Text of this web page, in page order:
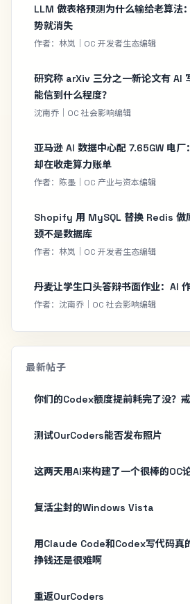
LLM 做表格预测为什么输给老算法
势就消失
作者：林岚｜OC 开发者生态编辑
研究称 arXiv 三分之一新论文有 AI
能信到什么程度？
沈南乔｜OC 社会影响编辑
亚马逊 AI 数据中心配 7.65GW 电厂
却在收走算力账单
作者：陈墨｜OC 产业与资本编辑
Shopify 用 MySQL 替换 Redis 做
颈不是数据库
作者：林岚｜OC 开发者生态编辑
丹麦让学生口头答辩书面作业：AI
作者：沈南乔｜OC 社会影响编辑
最新帖子
你们的Codex额度提前耗完了没？戒
测试OurCoders能否发布照片
这两天用AI来构建了一个很棒的OC
复活尘封的Windows Vista
用Claude Code和Codex写代码真
挣钱还是很难啊
重返OurCoders